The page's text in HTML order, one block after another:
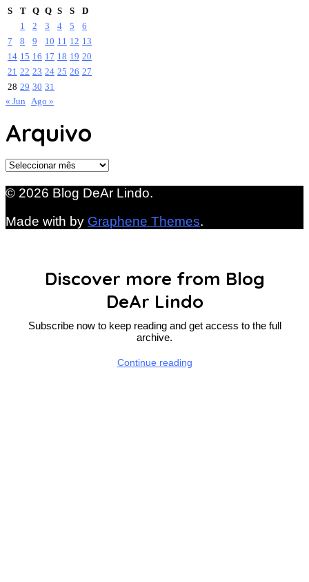
S
T Q Q S S
D
1
2 3 4 5
6
7
8 9 10 11 12 13
14 15 16 17 18 19 20
21 22 23 24 25 26 27
28 29 30 31
« Jun
Ago »
Arquivo
Arquivo
© 2026 Blog DeAr Lindo.
Made with by Graphene Themes.
Discover more from Blog
DeAr Lindo
Subscribe now to keep reading and get access to the full
archive.
Continue reading